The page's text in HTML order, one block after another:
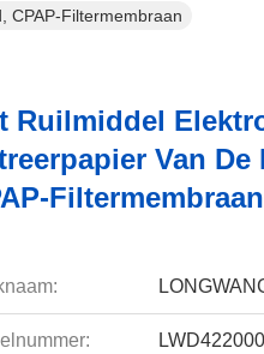
CPAP-Filtermembraan
Ruilmiddel
Van
Filtermembraan